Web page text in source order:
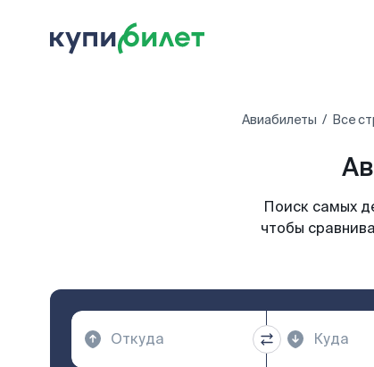
Авиабилеты Все
Поиск самых
чтобы